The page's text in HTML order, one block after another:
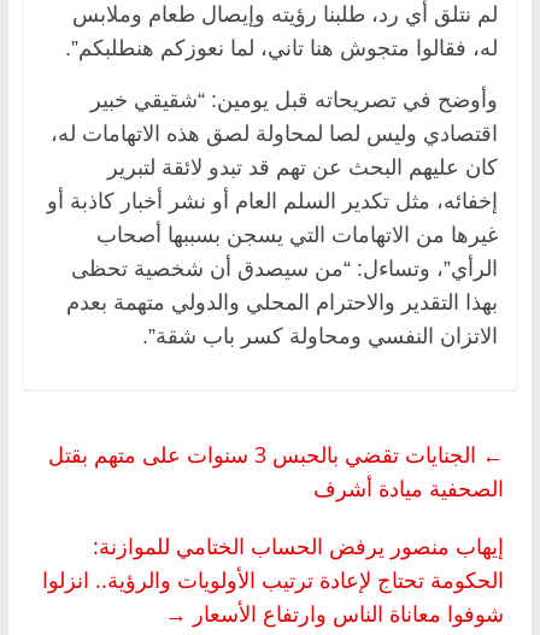
لم نتلق أي رد، طلبنا رؤيته وإيصال طعام وملابس
له، فقالوا ‏متجوش هنا تاني، لما نعوزكم هنطلبكم”.
وأوضح في تصريحاته قبل يومين: “شقيقي خبير
اقتصادي وليس لصا لمحاولة لصق هذه الاتهامات له،
كان عليهم البحث عن تهم قد تبدو لائقة لتبرير
إخفائه، مثل تكدير السلم العام أو نشر أخبار كاذبة أو
غيرها من الاتهامات التي يسجن بسببها أصحاب
الرأي”، وتساءل: “من سيصدق أن شخصية تحظى
بهذا التقدير والاحترام المحلي والدولي متهمة بعدم
الاتزان النفسي ومحاولة كسر باب شقة”.
←
الجنايات تقضي بالحبس 3 سنوات على متهم بقتل
الصحفية ميادة أشرف
إيهاب منصور يرفض الحساب الختامي للموازنة:
الحكومة تحتاج لإعادة ترتيب الأولويات والرؤية.. انزلوا
شوفوا معاناة الناس وارتفاع الأسعار →